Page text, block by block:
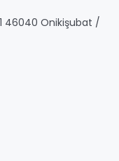
46040 Onikişubat /